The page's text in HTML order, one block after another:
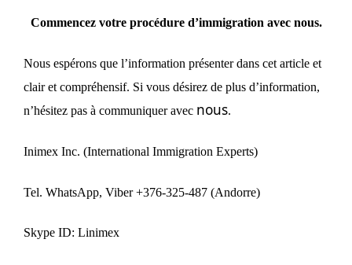
Commencez votre procédure d’immigration avec nous.
Nous espérons que l’information présenterdans cet article et
clair et compréhensif. Si vous désirez de plus d’information,
n’hésitez pas à communiquer avec nous.
Inimex Inc. (International Immigration Experts)
Tel. WhatsApp, Viber +376-325-487 (Andorre)
Skype ID: Linimex